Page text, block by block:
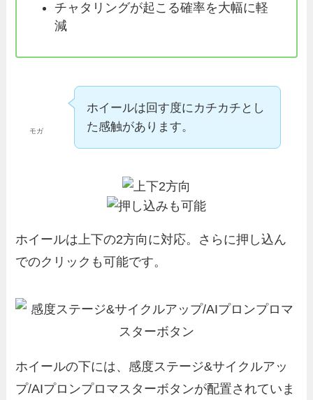
チャタリングが起こる確率を大幅に軽
減
モガ
ホイールは回す度にカチカチとし
た感触があります。
ホイールは上下の2方向に対応。さらに押し込ん
でのクリックも可能です。
ホイールの下には、感度ステージ&サイクルアッ
プ/AIプロンプロマスターボタンが配置されていま